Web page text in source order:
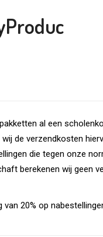
al een
wij de verzendkosten
die tegen onze
berekenen wij geen
20% op